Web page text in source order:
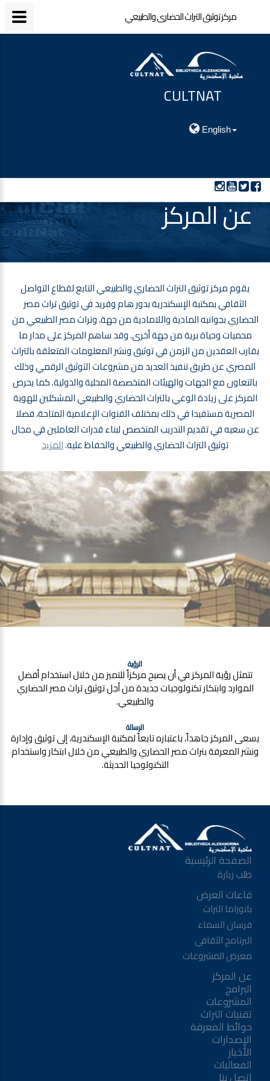
CULTNAT
English
عن المركز
يقوم مركز توثيق التراث الحضاري والطبيعي التابع لقطاع التواصل
الثقافي بمكتبة الإسكندرية بدور هام وفريد في توثيق تراث مصر
الحضاري بجوانبه المادية واللامادية من جهة، وتراث مصر الطبيعي من
محميات وحياة برية من جهة أخرى. وقد ساهم المركز على مدار ما
يقارب العقدين من الزمن في توثيق ونشر المعلومات المتعلقة بالتراث
المصري عن طريق تنفيذ العديد من مشروعات التوثيق الرقمي وذلك
بالتعاون مع الجهات والهيئات المتخصصة المحلية والدولية. كما يحرص
المركز على زيادة الوعي بالتراث الحضاري والطبيعي المشكلين للهوية
المصرية مستفيدا في ذلك بمختلف القنوات الإعلامية المتاحة، فضلا
عن سعيه في تقديم التدريب المتخصص لبناء قدرات العاملين في مجال
توثيق التراث الحضاري والطبيعي والحفاظ عليه.المزيد
الرؤية
تتمثل رؤية المركز في أن يصبح مركزاً للتميز من خلال استخدام أفضل
الموارد وابتكار تكنولوجيات جديدة من أجل توثيق تراث مصر الحضاري
والطبيعي.
الرسالة
يسعى المركز جاهداً، باعتباره تابعاً لمكتبة الإسكندرية، إلى توثيق وإدارة
ونشر المعرفة بتراث مصر الحضاري والطبيعي من خلال ابتكار واستخدام
التكنولوجيا الحديثة.
الصفحة الرئيسية
طلب زيارة
قاعات العرض
بانوراما التراث
فرسان السماء
البرنامج الثقافي
معرض المشروعات
عن المركز
البرامج
المشروعات
تقنيات التراث
حوائط المعرفة
الإصدارات
الأخبار
الفعاليات
مركز توثيق التراث الحضارى والطبيعي